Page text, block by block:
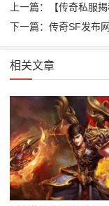
上一篇：【传奇私服
下一篇：传奇SF发布
相关文章